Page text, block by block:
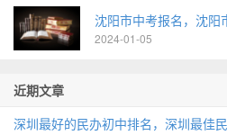
沈阳市中考报名，沈阳
2024-01-05
近期文章
深圳最好的民办初中排名，深圳最佳